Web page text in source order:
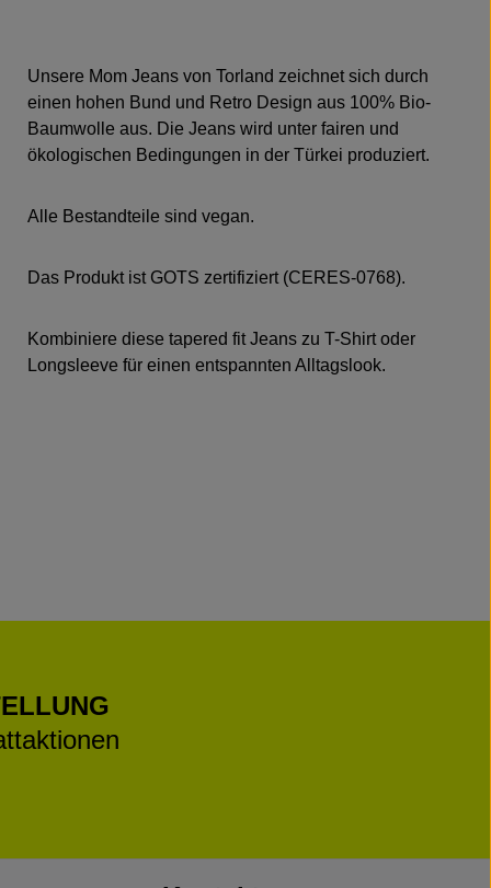
Unsere Mom Jeans von Torland zeichnet sich durch
einen hohen Bund und Retro Design aus 100% Bio-
Baumwolle aus. Die Jeans wird unter fairen und
ökologischen Bedingungen in der Türkei produziert.
Alle Bestandteile sind vegan.
Das Produkt ist GOTS zertifiziert (CERES-0768).
Kombiniere diese tapered fit Jeans zu T-Shirt oder
Longsleeve für einen entspannten Alltagslook.